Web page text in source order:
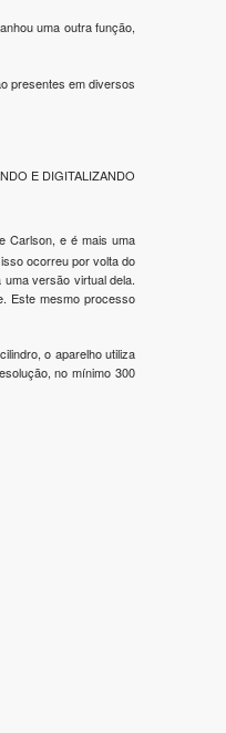
uma outra função,
presentes em diversos
E DIGITALIZANDO
Carlson, e é mais uma
ocorreu por volta do
versão virtual dela.
Este mesmo processo
o aparelho utiliza
no mínimo 300